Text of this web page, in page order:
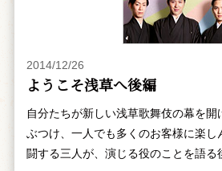
2014/12/26
ようこそ浅草へ――後編
自分たちが新しい浅草歌舞伎の幕を
ぶつけ、一人でも多くのお客様に楽し
闘する三人が、演じる役のことを語る